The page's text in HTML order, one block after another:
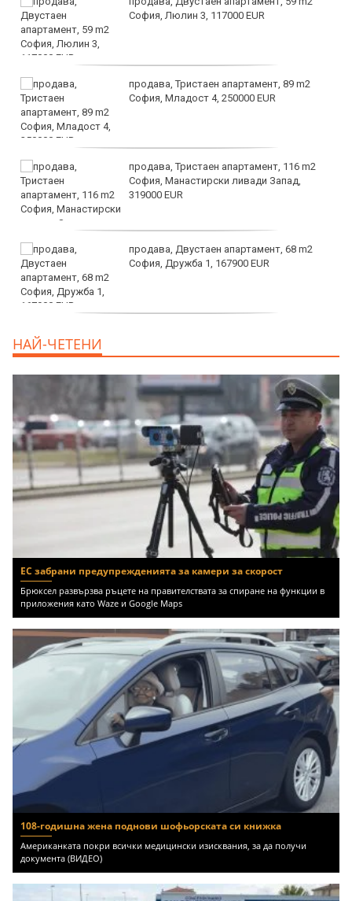
София, Люлин 3, 117000 EUR
продава, Тристаен апартамент, 89 m2
София, Младост 4, 250000 EUR
продава, Тристаен апартамент, 116 m2
София, Манастирски ливади Запад,
319000 EUR
продава, Двустаен апартамент, 68 m2
София, Дружба 1, 167900 EUR
НАЙ-ЧЕТЕНИ
ЕС забрани предупрежденията за камери за скорост
Брюксел развързва ръцете на правителствата за спиране на функции в
приложения като Waze и Google Maps
108-годишна жена поднови шофьорската си книжка
Американката покри всички медицински изисквания, за да получи
документа (ВИДЕО)